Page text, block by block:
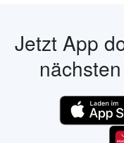
Jetzt App
nächsten